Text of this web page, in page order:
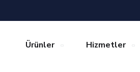
Ürünler Hizmetler